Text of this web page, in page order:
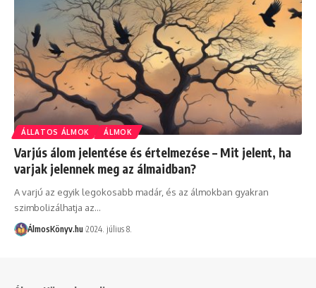
ÁLLATOS ÁLMOK ÁLMOK
Varjús álom jelentése és értelmezése – Mit jelent, ha
varjak jelennek meg az álmaidban?
A varjú az egyik legokosabb madár, és az álmokban gyakran
szimbolizálhatja az…
ÁlmosKönyv.hu 2024. július 8.